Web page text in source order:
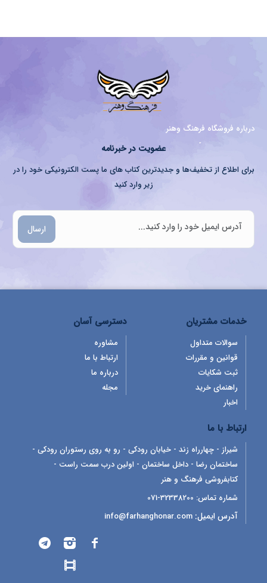
درباره فروشگاه فرهنگ وهنر
عضویت در خبرنامه
برای اطلاع از تخفیف‌ها و جدیدترین کتاب های ما پست الکترونیکی خود را در
زیر وارد کنید
ارسال
خدمات مشتریان
سوالات متداول
قوانین و مقررات
ثبت شکایات
راهنمای خرید
اخبار
دسترسی آسان
مشاوره
ارتباط با ما
درباره ما
مجله
ارتباط با ما
شیراز - چهارراه زند - خیابان رودکی - رو به روی رستوران رودکی -
ساختمان رضا - داخل ساختمان - اولین درب سمت راست -
کتابفروشی فرهنگ و هنر
شماره تماس: 32338200-071
آدرس ایمیل: info@farhanghonar.com